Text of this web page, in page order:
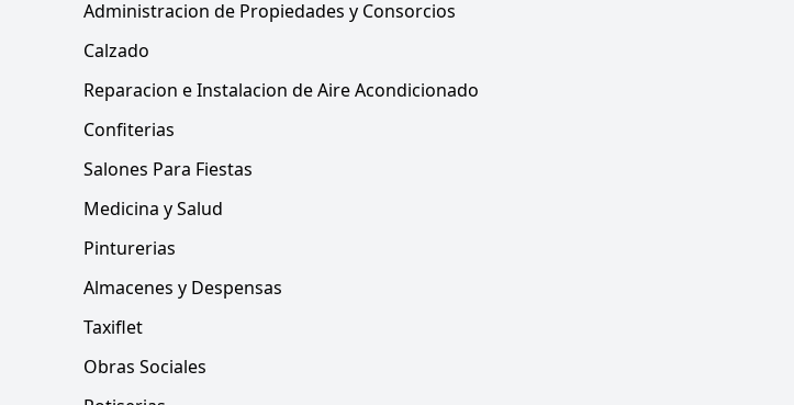
Administracion de Propiedades y Consorcios
Calzado
Reparacion e Instalacion de Aire Acondicionado
Confiterias
Salones Para Fiestas
Medicina y Salud
Pinturerias
Almacenes y Despensas
Taxiflet
Obras Sociales